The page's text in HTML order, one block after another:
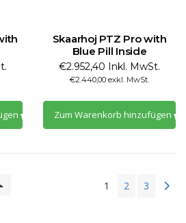
Skaarhoj PTZ Pro with
Blue Pill Inside
€2.952,40 Inkl. MwSt.
€2.440,00 exkl. MwSt.
Zum Warenkorb hinzufügen
1 2 3